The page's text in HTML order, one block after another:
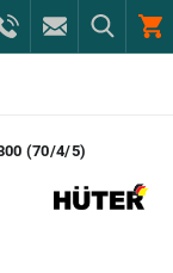
(70/4/5)